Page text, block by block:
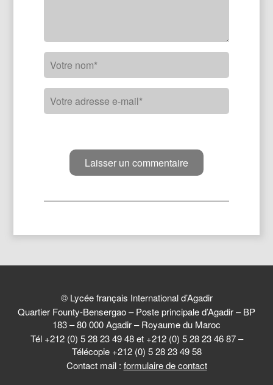
© Lycée français International d’Agadir
Quartier Founty-Bensergao – Poste principale d’Agadir – BP
183 – 80 000 Agadir – Royaume du Maroc
Tél +212 (0) 5 28 23 49 48 et +212 (0) 5 28 23 46 87 –
Télécopie +212 (0) 5 28 23 49 58
Contact mail : formulaire de contact